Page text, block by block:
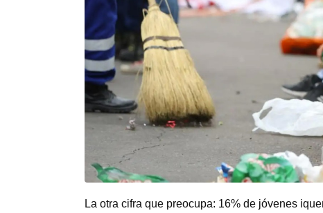
La otra cifra que preocupa: 16% de jóvenes